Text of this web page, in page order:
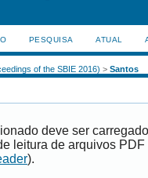
PESQUISA ATUAL
of the SBIE 2016) > Santos
deve ser
leitura de arquivos
).